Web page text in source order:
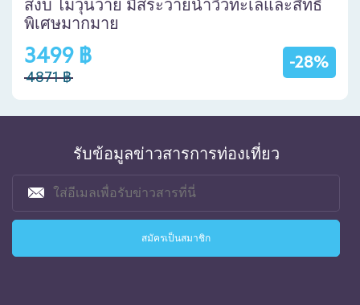
สงบ ไม่วุ่นวาย มีสระว่ายน้ำวิวทะเลและสิทธิ
พิเศษมากมาย
-28%
3499 ฿
4871 ฿
รับข้อมูลข่าวสารการท่องเที่ยว